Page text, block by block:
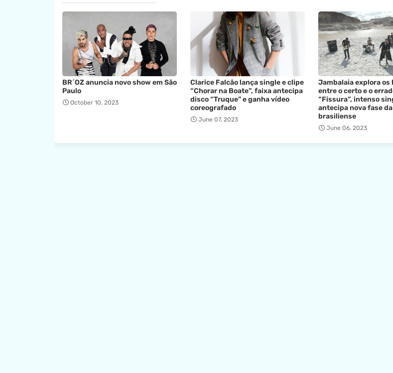
BR´OZ anuncia novo show em São
Paulo
October 10, 2023
Clarice Falcão lança single e clipe
“Chorar na Boate”, faixa antecipa
disco “Truque” e ganha vídeo
coreografado
June 07, 2023
Jambalaia explora os
entre o certo e o
“Fissura”, intenso
antecipa nova fase
brasiliense
June 06, 2023